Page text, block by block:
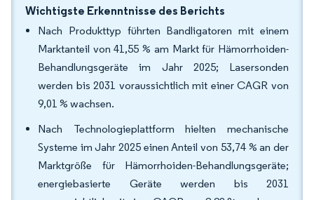
Wichtigste Erkenntnisse des Berichts
Nach Produkttyp führten Bandligatoren mit einem
Marktanteil von 41,55 % am Markt für Hämorrhoiden-
Behandlungsgeräte im Jahr 2025; Lasersonden
werden bis 2031 voraussichtlich mit einer CAGR von
9,01 % wachsen.
Nach Technologieplattform hielten mechanische
Systeme im Jahr 2025 einen Anteil von 53,74 % an der
Marktgröße für Hämorrhoiden-Behandlungsgeräte;
energiebasierte Geräte werden bis 2031